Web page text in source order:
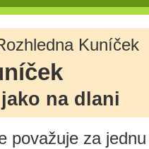
Kuníček
na dlani
považuje za